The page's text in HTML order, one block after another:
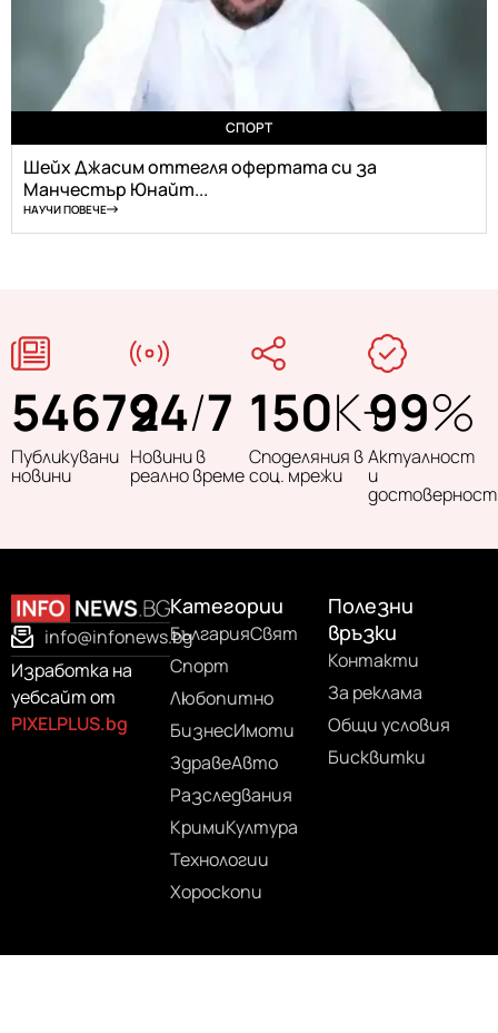
СПОРТ
Шейх Джасим оттегля офертата си за
Манчестър Юнайт...
НАУЧИ ПОВЕЧЕ
54679
Публикувани
новини
24/7
Новини в
реално време
150K+
Споделяния в
соц. мрежи
99%
Актуалност
и
достоверност
info@infonews.bg
Изработка на
уебсайт от
PIXELPLUS.bg
Категории
БългарияСвят
Спорт
Любопитно
БизнесИмоти
ЗдравеАвто
Разследвания
КримиКултура
Технологии
Хороскопи
Полезни
връзки
Контакти
За реклама
Общи условия
Бисквитки